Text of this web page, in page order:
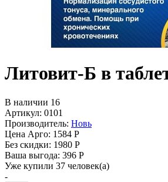
Литовит-Б в
В наличии 16
Артикул: 0101
Производитель: Новь
Цена Арго: 1584 Р
Без скидки: 1980 Р
Ваша выгода: 396 Р
Уже купили 37 человек(а)
-